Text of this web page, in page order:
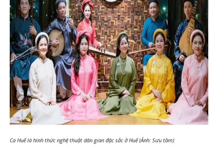
Ca Huế là hình thức nghệ thuật dân gian đặc sắc ở Huế (Ảnh: Sưu tầm)